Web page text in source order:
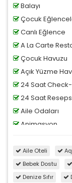
Balayı
Çocuk
Canlı Eğlence
A La Carte
Çocuk Havuzu
Açık Yüzme
24 Saat
24 Saat
Aile Odaları
Animasyon
24 Saat
Şezlong Ve/
Açık Havuz -
Aile Oteli
Bebek Dostu
Denize Sıfır